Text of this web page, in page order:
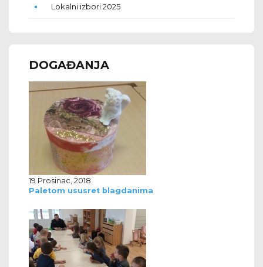
Lokalni izbori 2025
DOGAĐANJA
19 Prosinac, 2018
Paletom ususret blagdanima